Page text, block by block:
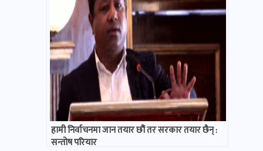
हामी निर्वाचनमा जान तयार छौं तर सरकार तयार छैन् :
सन्तोष परियार